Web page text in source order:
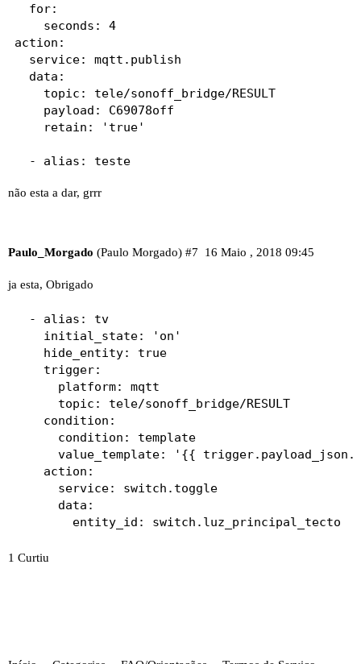
  for:
    seconds: 4
action:
  service: mqtt.publish
  data:
    topic: tele/sonoff_bridge/RESULT
    payload: C69078off
    retain: 'true'
  - alias: teste
trigger:
condition:
  condition: template
value_template: '{{
  service_template: >
   {% if is_state('switch.radio', 'off') %}
   switch.turn_on
   {%- elif is_state('switch.radio', 'on') -%}
   switch.turn_off
   {% endif %}
não esta a dar, grrr
Paulo_Morgado (Paulo Morgado) 16 Maio , 2018 09:45
#7
ja esta, Obrigado
  - alias: tv
    initial_state: 'on'
    hide_entity: true
    trigger:
      platform: mqtt
      topic: tele/sonoff_bridge/RESULT
    condition:
      condition: template
value_template: '{{
    action:
      service: switch.toggle
      data:
        entity_id: switch.luz_principal_tecto
1 Curtiu